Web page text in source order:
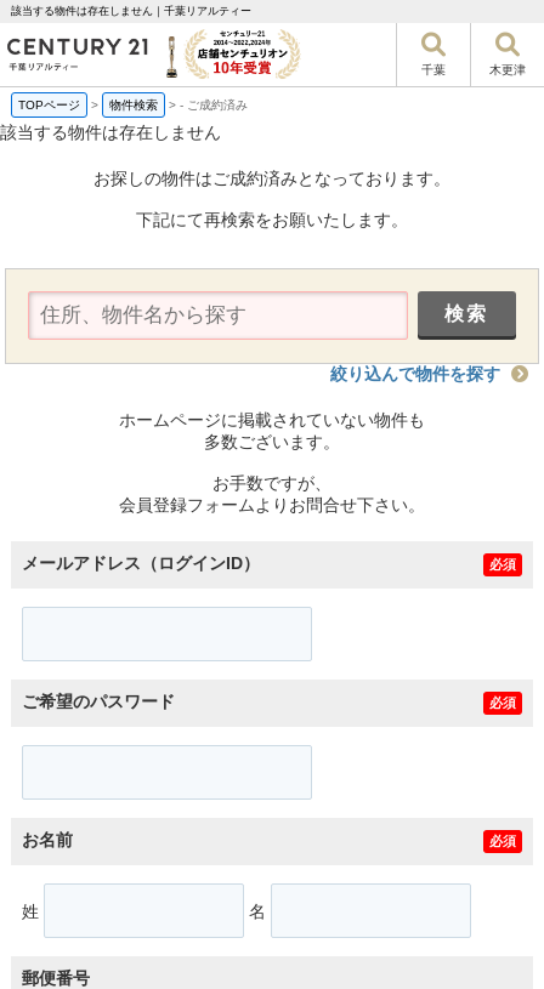
該当する物件は存在しません｜千葉リアルティー
千葉 木更津
TOPページ > 物件検索 >- ご成約済み
該当する物件は存在しません
お探しの物件はご成約済みとなっております。
下記にて再検索をお願いたします。
絞り込んで物件を探す
ホームページに掲載されていない物件も
多数ございます。
お手数ですが、
会員登録フォームよりお問合せ下さい。
メールアドレス（ログインID） 必須
ご希望のパスワード 必須
お名前 必須
姓 名
郵便番号